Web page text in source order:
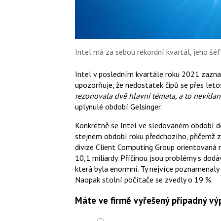
Intel má za sebou rekordní kvartál, jeho
Intel v posledním kvartále roku 2021
upozorňuje, že nedostatek čipů se přes
rezonovala dvě hlavní témata, a to
uplynulé období Gelsinger.
Konkrétně se Intel ve sledovaném období
stejném období roku předchozího, přičemž
divize Client Computing Group
10,1 miliardy. Příčinou jsou problémy s
která byla enormní. Ty nejvíce
Naopak stolní počítače se zvedly o 19 %.
Máte ve firmě vyřešený případný